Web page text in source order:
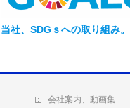
当社、SDGｓへの取り組み。
会社案内、動画集